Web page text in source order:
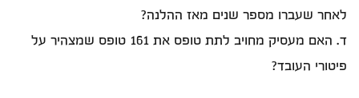
לאחר שעברו מספר שנים מאז ההלנה?
ד. האם מעסיק מחויב לתת טופס את 161 טופס שמצהיר על
פיטורי העובד?